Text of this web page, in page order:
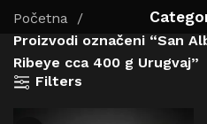
Početna
Proizvodi označeni “San
Ribeye cca 400 g Urugvaj”
Filters